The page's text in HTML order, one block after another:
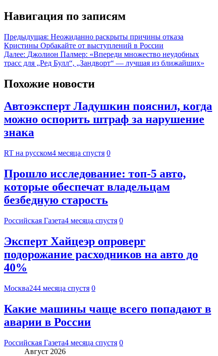
Навигация по записям
Предыдущая: Неожиданно раскрыты причины отказа
Кристины Орбакайте от выступлений в России
Далее: Джолион Палмер: «Впереди множество неудобных
трасс для „Ред Булл“, „Зандворт“ — лучшая из ближайших»
Похожие новости
Автоэксперт Ладушкин пояснил, когда
можно оспорить штраф за нарушение
знака
RT на русском4 месяца спустя 0
Прошло исследование: топ-5 авто,
которые обеспечат владельцам
безбедную старость
Российская Газета4 месяца спустя 0
Эксперт Хайцеэр опроверг
подорожание расходников на авто до
40%
Москва244 месяца спустя 0
Какие машины чаще всего попадают в
аварии в России
Российская Газета4 месяца спустя 0
Август 2026